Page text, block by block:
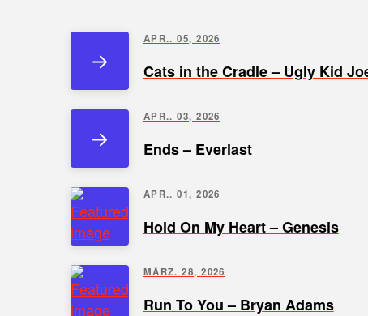
APR.. 05, 2026
Cats in the Cradle – Ugly Kid
APR.. 03, 2026
Ends – Everlast
APR.. 01, 2026
Hold On My Heart – Genesis
MÄRZ. 28, 2026
Run To You – Bryan Adams